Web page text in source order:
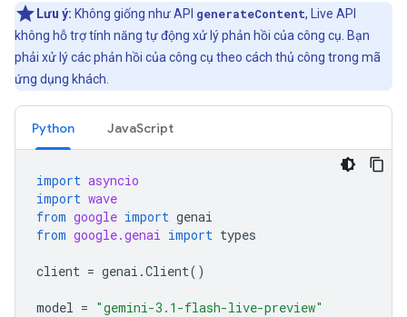
Lưu ý: Không giống như API generateContent, Live API
không hỗ trợ tính năng tự động xử lý phản hồi của công cụ. Bạn
phải xử lý các phản hồi của công cụ theo cách thủ công trong mã
ứng dụng khách.
Python JavaScript
import asyncio
import wave
from google import genai
from google.genai import types
client = genai .Client()
model = "gemini-3.1-flash-live-preview"